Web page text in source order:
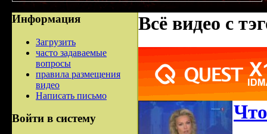
Информация
Загрузить
часто задаваемые
вопросы
правила размещения
видео
Написать письмо
Войти в систему
Всё видео с